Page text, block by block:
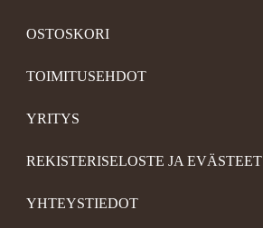
OSTOSKORI
TOIMITUSEHDOT
YRITYS
REKISTERISELOSTE JA EVÄSTEET
YHTEYSTIEDOT